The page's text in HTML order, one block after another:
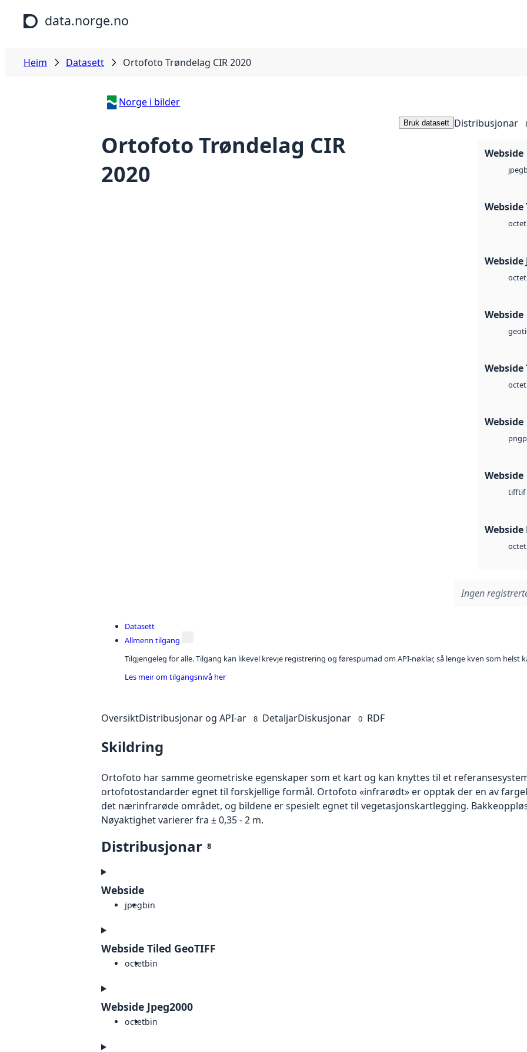
Hopp til hovudinnhald
data.norge.no
Heim Datasett Ortofoto Trøndelag CIR 2020
Norge i bilder
Ortofoto Trøndelag CIR
2020
Bruk datasett Distribusjonar
Webside
jpeg
Webside
octet
Webside
octet
Webside
Webside
octet
Webside
png
Webside
tifftif
Webside
octet
Ingen
Datasett
Allmenn tilgang
Tilgjengeleg for alle. Tilgang kan likevel krevje registrering og førespurnad om API-nøklar, så lenge kven som helst
Les meir om tilgangsnivå her
OversiktDistribusjonar og API-ar 8 DetaljarDiskusjonar 0 RDF
Skildring
Ortofoto har samme geometriske egenskaper som et kart og kan knyttes til et
ortofotostandarder egnet til forskjellige formål. Ortofoto «infrarødt» er opptak der en av
det nærinfrarøde området, og bildene er spesielt egnet til vegetasjonskartlegging.
Nøyaktighet varierer fra ± 0,35 - 2 m.
Distribusjonar 8
Webside
jpegbin
Webside Tiled GeoTIFF
octetbin
Webside Jpeg2000
octetbin